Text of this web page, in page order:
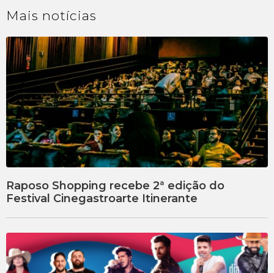
Mais notícias
Raposo Shopping recebe 2ª edição do
Festival Cinegastroarte Itinerante